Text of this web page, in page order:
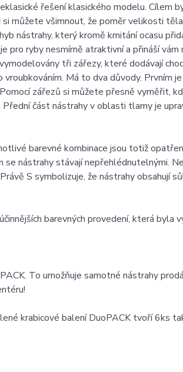
řešení klasického modelu. Cílem
můžete všimnout, že poměr velikosti
nástrahy, který kromě kmitání ocasu
pro ryby nesmírně atraktivní a přináší vám
tři zářezy, které dodávají
Má to dva důvody. Prvním
zářezů si můžete přesně vyměřit,
Přední část nástrahy v oblasti tlamy je
barevné kombinace jsou totiž
nástrahy stávají nepřehlédnutelnými.
S symbolizuje, že nástrahy obsahují
barevných provedení, která byla
To umožňuje samotné nástrahy
krabicové balení DuoPACK tvoří 6ks